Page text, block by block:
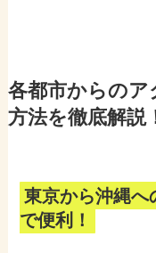
各都市からのア
方法を徹底解説
東京から沖縄へ
で便利！